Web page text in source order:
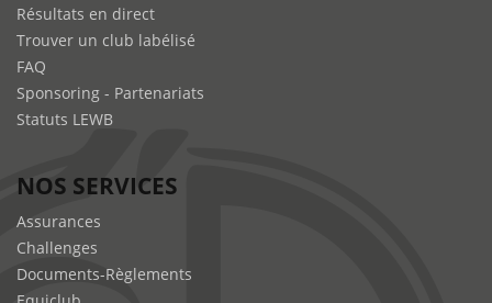
Résultats en direct
Trouver un club labélisé
FAQ
Sponsoring - Partenariats
Statuts LEWB
NOS SERVICES
Assurances
Challenges
Documents-Règlements